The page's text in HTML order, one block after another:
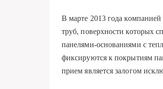
В марте 2013 года
труб, поверхности которых
панелями-основаниями с
фиксируются к покрытиям
прием является залогом